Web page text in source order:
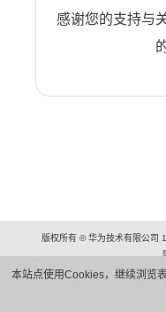
本站点使用Cookies，继续浏览
感谢您的支持与
版权所有 © 华为技术有限公司